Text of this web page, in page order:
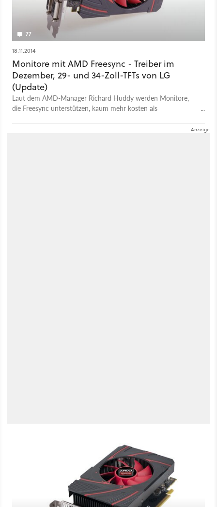
77
18.11.2014
Monitore mit AMD Freesync - Treiber im
Dezember, 29- und 34-Zoll-TFTs von LG
(Update)
Laut dem AMD-Manager Richard Huddy werden Monitore,
die Freesync unterstützen, kaum mehr kosten als